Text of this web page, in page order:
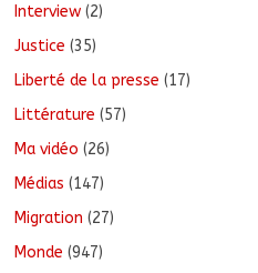
Interview (2)
Justice (35)
Liberté de la presse (17)
Littérature (57)
Ma vidéo (26)
Médias (147)
Migration (27)
Monde (947)